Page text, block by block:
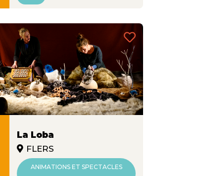
La Loba
FLERS
ANIMATIONS ET SPECTACLES